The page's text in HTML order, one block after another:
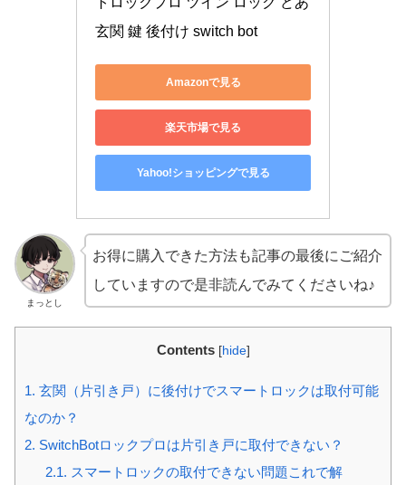
玄関 鍵 後付け switch bot
Amazonで見る
楽天市場で見る
Yahoo!ショッピングで見る
まっとし
お得に購入できた方法も記事の最後にご紹介
していますので是非読んでみてくださいね♪
Contents [hide]
1. 玄関（片引き戸）に後付けでスマートロックは取付可能
なのか？
2. SwitchBotロックプロは片引き戸に取付できない？
2.1. スマートロックの取付できない問題これで解